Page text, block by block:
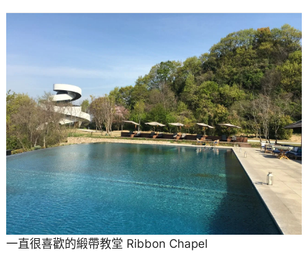
一直很喜歡的緞帶教堂 Ribbon Chapel